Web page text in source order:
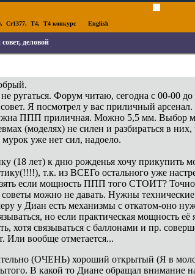
, Cr1377, T4, T4 конкурс English
деловой
ругаться. Форум читаю, сегодна с 00-00 до
Я посмотрел у вас приличный арсенал.
ППП приличная. Можно 5,5 мм. Выбор
(моделях) не силен и разбираться в
уже нет сил, надоело.
(18 лет) к дню рожденья хочу
т.к. из ВСЕГо остального уже
если мощность ППП того СТОИТ?
советы можно не давать. Нужны
у Диан есть механизмы с откатом-оно
но если практическая мощность
хотя связываться с баллонами и пр.
Или вообще отметается...
(ОЧЕНЬ) хороший открытый (Я в
В какой то Диане обращал внимание